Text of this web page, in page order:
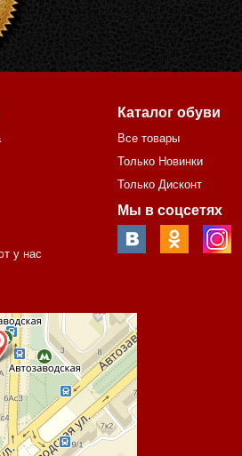
у нас
Каталог обуви
Все товары
Только Новинки
Только Дисконт
Мы в соцсетях